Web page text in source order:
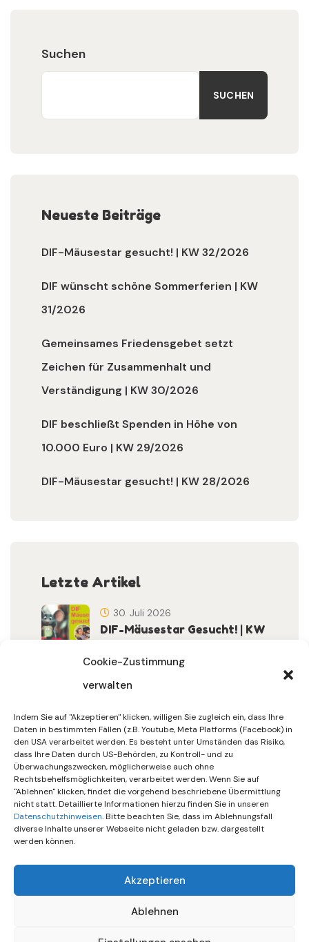
Cookie-Zustimmung
verwalten
Indem Sie auf "Akzeptieren" klicken, willigen Sie zugleich ein, dass Ihre
Daten in bestimmten Fällen (z.B. Youtube, Meta Platforms (Facebook) in
den USA verarbeitet werden. Es besteht unter Umständen das Risiko,
dass Ihre Daten durch US-Behörden, zu Kontroll- und zu
Überwachungszwecken, möglicherweise auch ohne
Rechtsbehelfsmöglichkeiten, verarbeitet werden. Wenn Sie auf
"Ablehnen" klicken, findet die vorgehend beschriebene Übermittlung
nicht statt. Detaillierte Informationen hierzu finden Sie in unseren
Datenschutzhinweisen. Bitte beachten Sie, dass im Ablehnungsfall
diverse Inhalte unserer Webseite nicht geladen bzw. dargestellt
werden können.
Akzeptieren
Ablehnen
Suchen
SUCHEN
Neueste Beiträge
DIF-Mäusestar gesucht! | KW 32/2026
DIF wünscht schöne Sommerferien | KW
31/2026
Gemeinsames Friedensgebet setzt
Zeichen für Zusammenhalt und
Verständigung | KW 30/2026
DIF beschließt Spenden in Höhe von
10.000 Euro | KW 29/2026
DIF-Mäusestar gesucht! | KW 28/2026
Letzte Artikel
DIF-Mäusestar Gesucht! | KW
30. Juli 2026
Sommerferien | KW 31/…
30. Juli 2026
Gemeinsames Friedensgebet
Setzt Zeichen …
15. Juli 2026